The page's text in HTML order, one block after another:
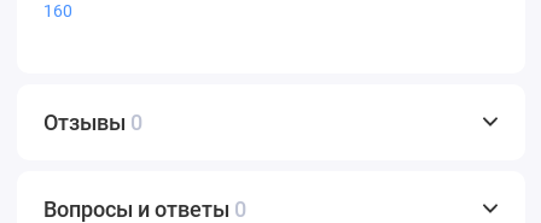
160
Отзывы 0
Вопросы и ответы 0